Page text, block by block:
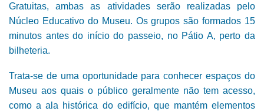
Gratuitas, ambas as atividades serão realizadas pelo
Núcleo Educativo do Museu. Os grupos são formados 15
minutos antes do início do passeio, no Pátio A, perto da
bilheteria.
Trata-se de uma oportunidade para conhecer espaços do
Museu aos quais o público geralmente não tem acesso,
como a ala histórica do edifício, que mantém elementos